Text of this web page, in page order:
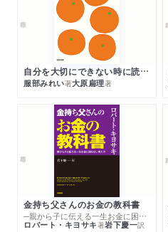
自分を大切にできない時に読む本
服部みれい著大原扁理著
金持ち父さんのお金の教科書
─親から子に伝える一生お金に困らない考え方
ロバート・キヨサキ著岩下慶一訳